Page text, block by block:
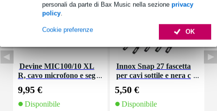
personali da parte di Bax Music nella sezione privacy
policy.
OK
Cookie preferenze
Devine MIC100/10 XL
R, cavo microfono e seg
9,95 €
Disponibile
Innox Snap 27 fascetta
per cavi sottile e nera c
(10 pezzi)
5,50 €
Disponibile